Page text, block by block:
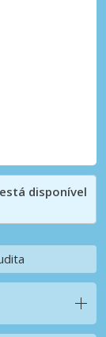
disponível